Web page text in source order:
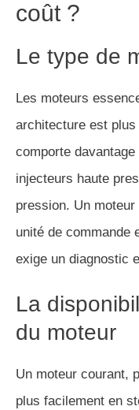
coût ?
Le type de
Les moteurs
architecture est
comporte
injecteurs haute
pression. Un
unité de commande
exige un diagnostic
La
du moteur
Un moteur courant,
plus facilement en